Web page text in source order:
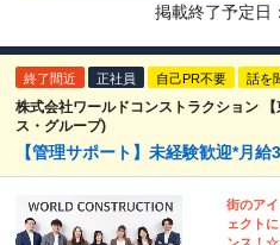
掲載終了予定日
終了間近 正社員 自己PR不要 話を
株式会社ワールドコンストラクション
ス・グループ)
【管理サポート】未経験歓迎*月
街のア
ェクト